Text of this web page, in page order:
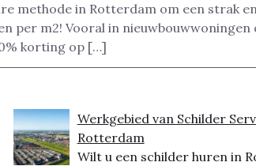
methode in Rotterdam om een strak
per m2! Vooral in
korting op […]
Werkgebied van Schilder
Rotterdam
Wilt u een schilder huren in